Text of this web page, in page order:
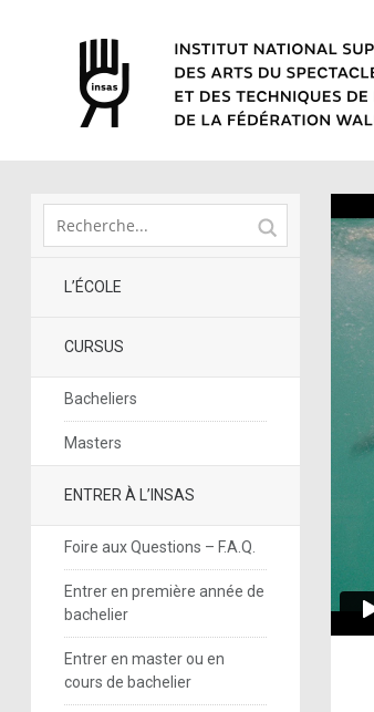
L’ÉCOLE
CURSUS
Bacheliers
Masters
ENTRER À L’INSAS
Foire aux Questions – F.A.Q.
Entrer en première année de
bachelier
Entrer en master ou en
cours de bachelier